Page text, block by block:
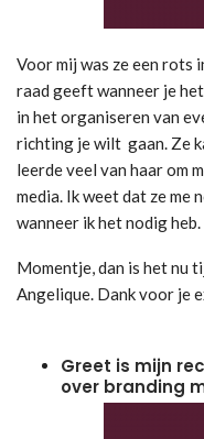
Voor mij was ze een rots
raad geeft wanneer je
in het organiseren van
richting je wilt gaan. Ze
leerde veel van haar om
media. Ik weet dat ze me
wanneer ik het nodig heb.
Momentje, dan is het nu
Angelique. Dank voor je
Greet is mijn
over branding